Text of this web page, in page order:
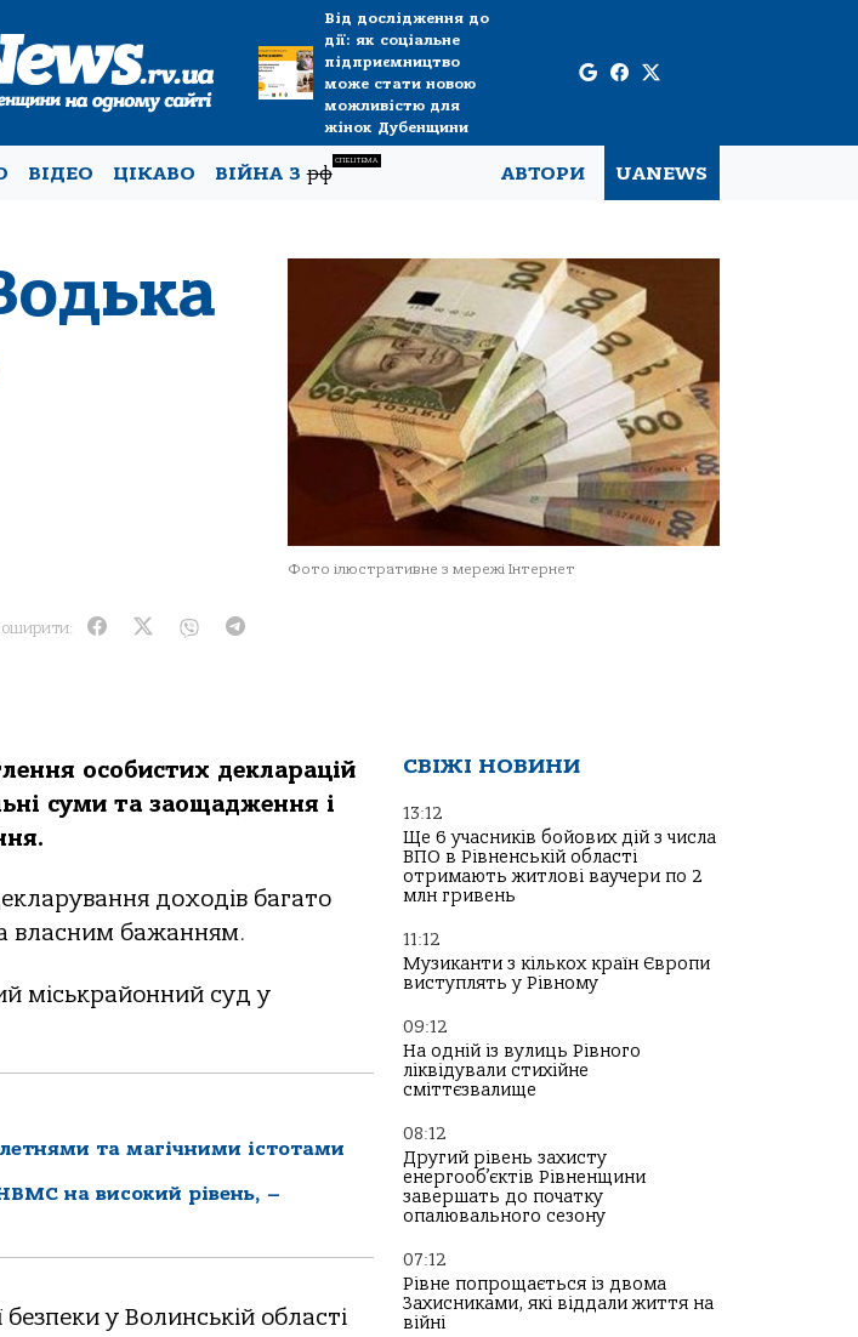
Від дослідження до
дії: як соціальне
підприємництво
може стати новою
можливістю для
жінок Дубенщини
ВІДЕО ЦІКАВО ВІЙНА Зрф
СПЕЦТЕМА
АВТОРИ UANEWS
Фото ілюстративне з мережі Інтернет
особистих декларацій
суми та заощадження і
доходів багато
власним бажанням.
міськрайонний суд у
та магічними істотами
на високий рівень, –
у Волинській області
СВІЖІ НОВИНИ
13:12
Ще 6 учасників бойових дій з числа
ВПО в Рівненській області
отримають житлові ваучери по 2
млн гривень
11:12
Музиканти з кількох країн Європи
виступлять у Рівному
09:12
На одній із вулиць Рівного
ліквідували стихійне
сміттєзвалище
08:12
Другий рівень захисту
енергооб’єктів Рівненщини
завершать до початку
опалювального сезону
07:12
Рівне попрощається із двома
Захисниками, які віддали життя на
війні